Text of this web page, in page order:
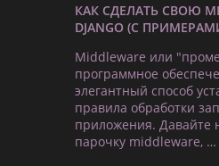
КАК СДЕЛАТЬ СВОЮ
DJANGO (С
Middleware или
программное
элегантный способ
правила обработки
приложения. Давайте
парочку middleware, …